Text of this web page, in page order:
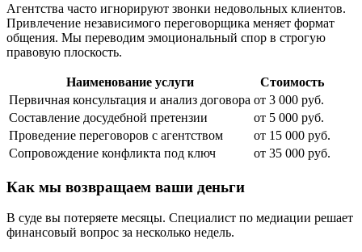
Агентства часто игнорируют звонки недовольных клиентов.
Привлечение независимого переговорщика меняет формат
общения. Мы переводим эмоциональный спор в строгую
правовую плоскость.
Наименование услуги
Стоимость
Первичная консультация и анализ договора от 3 000 руб.
Составление досудебной претензии
от 5 000 руб.
Проведение переговоров с агентством
от 15 000 руб.
Сопровождение конфликта под ключ
от 35 000 руб.
Как мы возвращаем ваши деньги
В суде вы потеряете месяцы. Специалист по медиации решает
финансовый вопрос за несколько недель.